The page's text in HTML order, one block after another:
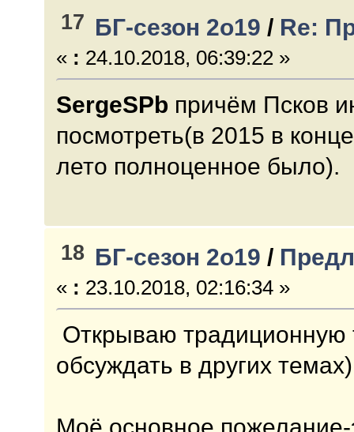
17 БГ-сезон 2о19 / Re:
« : 24.10.2018, 06:39:22 »
SergeSPb причём Псков
посмотреть(в 2015 в
лето полноценное было).
18 БГ-сезон 2о19 /
« : 23.10.2018, 02:16:34 »
Открываю традиционную
обсуждать в других темах)
Моё основное